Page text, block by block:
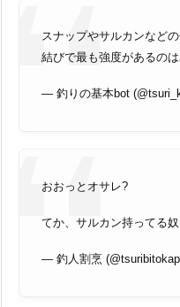
スナップやサルカンなど
結びで最も強度があるのは
— 釣りの基本bot
おおっとオサレ?
てか、サルカン持ってる
— 釣人割烹